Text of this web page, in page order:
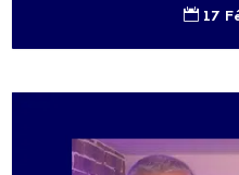
 17